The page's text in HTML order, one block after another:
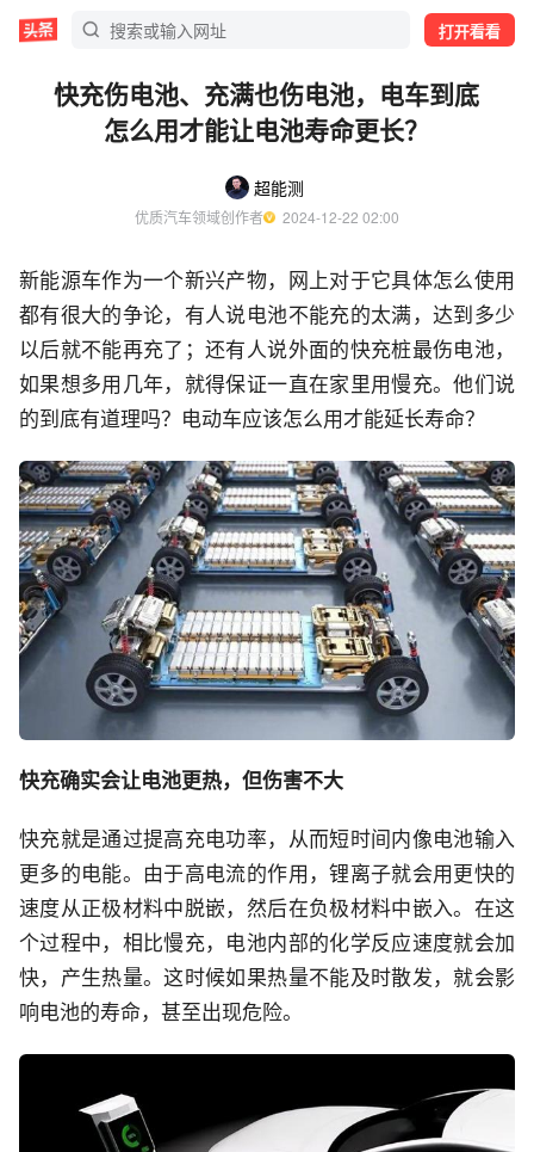
打开看看
快充伤电池、充满也伤电池，电车到底
怎么用才能让电池寿命更长？
超能测
优质汽车领域创作者
  2024-12-22 02:00
新能源车作为一个新兴产物，网上对于它具体怎么使用
都有很大的争论，有人说电池不能充的太满，达到多少
以后就不能再充了；还有人说外面的快充桩最伤电池，
如果想多用几年，就得保证一直在家里用慢充。他们说
的到底有道理吗？电动车应该怎么用才能延长寿命？
快充确实会让电池更热，但伤害不大
快充就是通过提高充电功率，从而短时间内像电池输入
更多的电能。由于高电流的作用，锂离子就会用更快的
速度从正极材料中脱嵌，然后在负极材料中嵌入。在这
个过程中，相比慢充，电池内部的化学反应速度就会加
快，产生热量。这时候如果热量不能及时散发，就会影
响电池的寿命，甚至出现危险。